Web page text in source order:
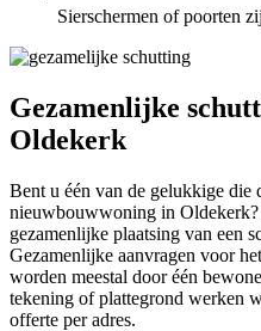
Sierschermen of poorten
Gezamenlijke
Oldekerk
Bent u één van de gelukkige die
nieuwbouwwoning in
gezamenlijke plaatsing van een
Gezamenlijke aanvragen voor
worden meestal door één
tekening of plattegrond werken
offerte per adres.